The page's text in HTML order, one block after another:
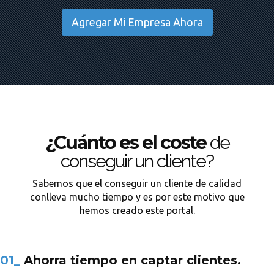
Agregar Mi Empresa Ahora
¿Cuánto es el costede
conseguir un cliente?
Sabemos que el conseguir un cliente de calidad
conlleva mucho tiempo y es por este motivo que
hemos creado este portal.
01_ Ahorra tiempo en captar clientes.